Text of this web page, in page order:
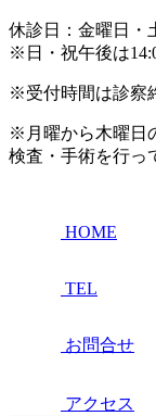
休診日：金曜日・
※日・祝午後は
※受付時間は診察
※月曜から木曜日
検査・手術を行っ
HOME
TEL
お問合せ
アクセス